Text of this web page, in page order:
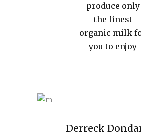
produce only
the finest
organic milk
you to enjoy
Derreck